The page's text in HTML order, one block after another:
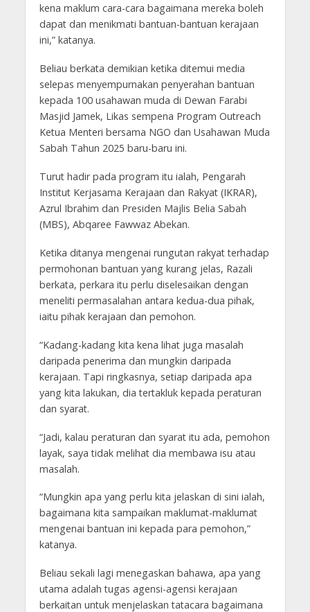
kena maklum cara-cara bagaimana mereka boleh
dapat dan menikmati bantuan-bantuan kerajaan
ini,” katanya.
Beliau berkata demikian ketika ditemui media
selepas menyempurnakan penyerahan bantuan
kepada 100 usahawan muda di Dewan Farabi
Masjid Jamek, Likas sempena Program Outreach
Ketua Menteri bersama NGO dan Usahawan Muda
Sabah Tahun 2025 baru-baru ini.
Turut hadir pada program itu ialah, Pengarah
Institut Kerjasama Kerajaan dan Rakyat (IKRAR),
Azrul Ibrahim dan Presiden Majlis Belia Sabah
(MBS), Abqaree Fawwaz Abekan.
Ketika ditanya mengenai rungutan rakyat terhadap
permohonan bantuan yang kurang jelas, Razali
berkata, perkara itu perlu diselesaikan dengan
meneliti permasalahan antara kedua-dua pihak,
iaitu pihak kerajaan dan pemohon.
“Kadang-kadang kita kena lihat juga masalah
daripada penerima dan mungkin daripada
kerajaan. Tapi ringkasnya, setiap daripada apa
yang kita lakukan, dia tertakluk kepada peraturan
dan syarat.
“Jadi, kalau peraturan dan syarat itu ada, pemohon
layak, saya tidak melihat dia membawa isu atau
masalah.
“Mungkin apa yang perlu kita jelaskan di sini ialah,
bagaimana kita sampaikan maklumat-maklumat
mengenai bantuan ini kepada para pemohon,”
katanya.
Beliau sekali lagi menegaskan bahawa, apa yang
utama adalah tugas agensi-agensi kerajaan
berkaitan untuk menjelaskan tatacara bagaimana